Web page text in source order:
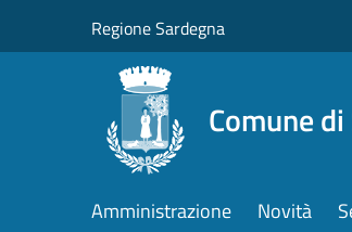
Regione Sardegna
Comune
Amministrazione Novità